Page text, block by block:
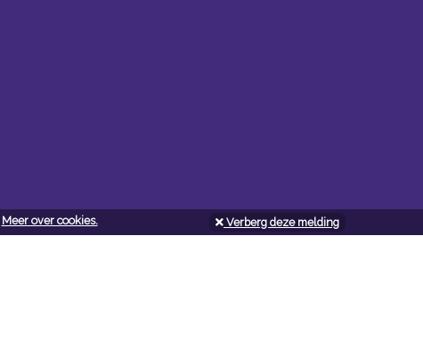
Meer over cookies. Verberg deze melding